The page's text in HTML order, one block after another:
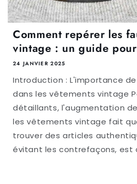
Comment repérer les
vintage : un guide
24 JANVIER 2025
Introduction : L'importance
dans les vêtements vintage
détaillants, l'augmentation
les vêtements vintage fait
trouver des articles
évitant les contrefaçons, est